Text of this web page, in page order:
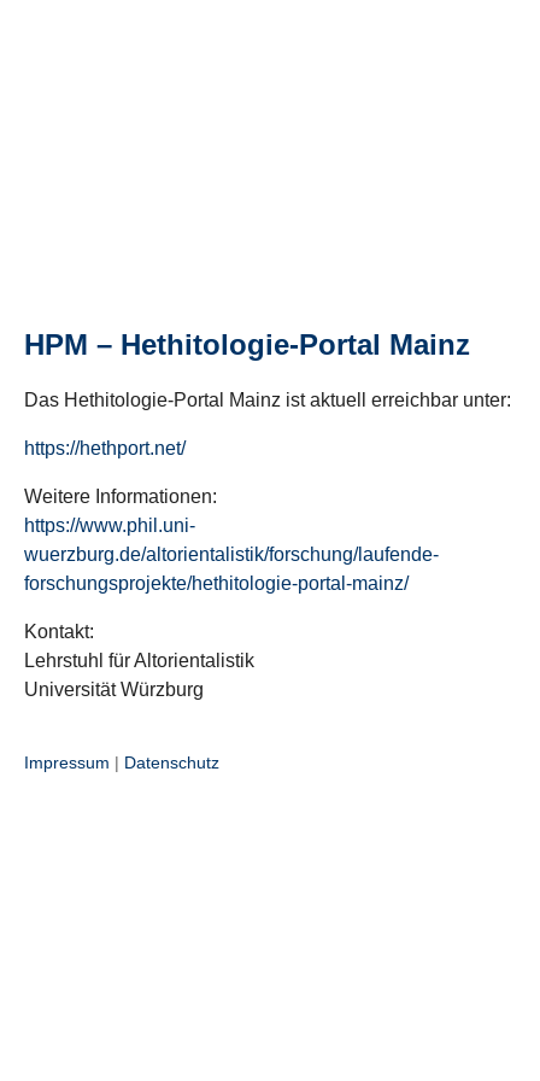
HPM – Hethitologie-Portal Mainz
Das Hethitologie-Portal Mainz ist aktuell erreichbar unter:
https://hethport.net/
Weitere Informationen:
https://www.phil.uni-
wuerzburg.de/altorientalistik/forschung/laufende-
forschungsprojekte/hethitologie-portal-mainz/
Kontakt:
Lehrstuhl für Altorientalistik
Universität Würzburg
Impressum | Datenschutz